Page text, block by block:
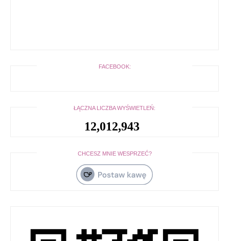
FACEBOOK:
ŁĄCZNA LICZBA WYŚWIETLEŃ:
12,012,943
CHCESZ MNIE WESPRZEĆ?